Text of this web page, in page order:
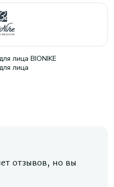
лица BIONIKE
лица
отзывов, но вы